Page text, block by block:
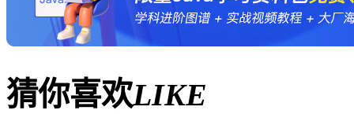
猜你喜欢LIKE